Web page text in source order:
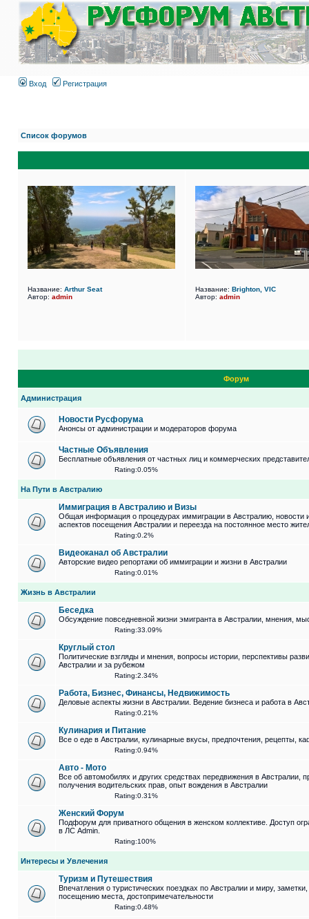
Вход Регистрация
Список форумов
Название: Arthur Seat
Автор: admin
Название: Brighton, VIC
Автор: admin
Форум
Администрация
Новости Русфорума
Анонсы от администрации и модераторов форума
Частные Объявления
Бесплатные объявления от частных лиц и коммерческих
Rating:0.05%
На Пути в Австралию
Иммиграция в Австралию и Визы
Общая информация о процедурах иммиграции в Австралию, новости
аспектов посещения Австралии и переезда на постоянное место
Rating:0.2%
Видеоканал об Австралии
Авторские видео репортажи об иммиграции и жизни в Австралии
Rating:0.01%
Жизнь в Австралии
Беседка
Обсуждение повседневной жизни эмигранта в Австралии, мнения,
Rating:33.09%
Круглый стол
Политические взгляды и мнения, вопросы истории, перспективы
Австралии и за рубежом
Rating:2.34%
Работа, Бизнес, Финансы, Недвижимость
Деловые аспекты жизни в Австралии. Ведение бизнеса и работа в
Rating:0.21%
Кулинария и Питание
Все о еде в Австралии, кулинарные вкусы, предпочтения, рецепты,
Rating:0.94%
Авто - Мото
Все об автомобилях и других средствах передвижения в Австралии,
получения водительских прав, опыт вождения в Австралии
Rating:0.31%
Женский Форум
Подфорум для приватного общения в женском коллективе. Доступ
в ЛС Admin.
Rating:100%
Интересы и Увлечения
Туризм и Путешествия
Впечатления о туристических поездках по Австралии и миру,
посещению места, достопримечательности
Rating:0.48%